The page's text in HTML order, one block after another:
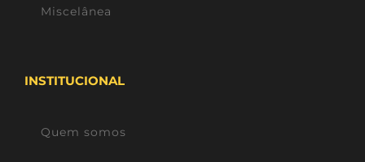
Miscelânea
INSTITUCIONAL
Quem somos